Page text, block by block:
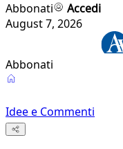
Abbonati
Accedi
August 7, 2026
Abbonati
Idee e Commenti